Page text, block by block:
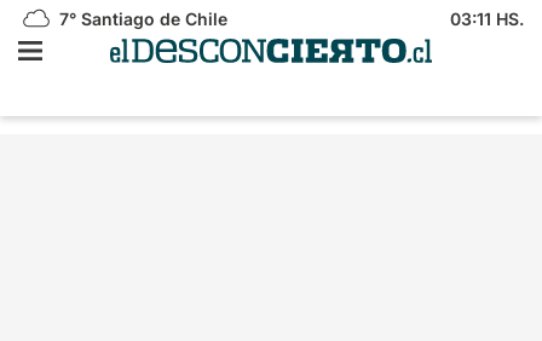
7° Santiago de Chile 03:11 HS.